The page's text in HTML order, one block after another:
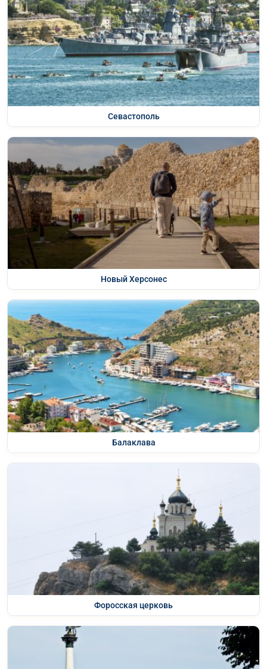
Севастополь
Новый Херсонес
Балаклава
Форосская церковь